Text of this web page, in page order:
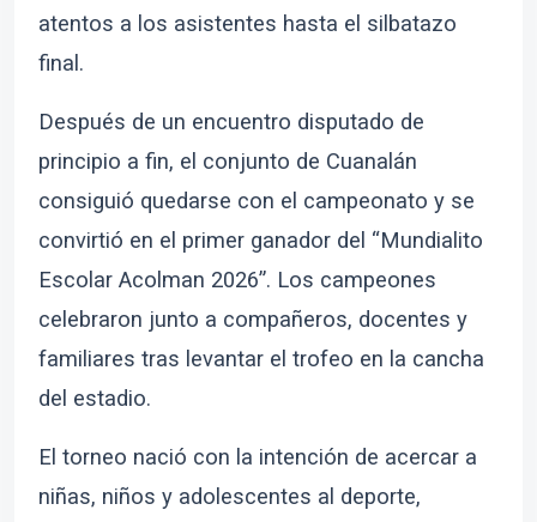
atentos a los asistentes hasta el silbatazo
final.
Después de un encuentro disputado de
principio a fin, el conjunto de Cuanalán
consiguió quedarse con el campeonato y se
convirtió en el primer ganador del “Mundialito
Escolar Acolman 2026”. Los campeones
celebraron junto a compañeros, docentes y
familiares tras levantar el trofeo en la cancha
del estadio.
El torneo nació con la intención de acercar a
niñas, niños y adolescentes al deporte,